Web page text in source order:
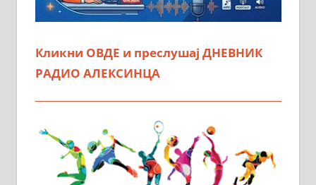
Кликни ОВДЕ и преслушај ДНЕВНИК
РАДИО АЛЕКСИНЦА